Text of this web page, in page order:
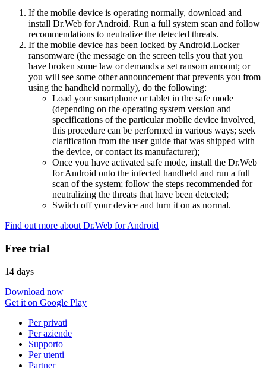
If the mobile device is operating normally, download and
install Dr.Web for Android. Run a full system scan and follow
recommendations to neutralize the detected threats.
If the mobile device has been locked by Android.Locker
ransomware (the message on the screen tells you that you
have broken some law or demands a set ransom amount; or
you will see some other announcement that prevents you from
using the handheld normally), do the following:
Load your smartphone or tablet in the safe mode
(depending on the operating system version and
specifications of the particular mobile device involved,
this procedure can be performed in various ways; seek
clarification from the user guide that was shipped with
the device, or contact its manufacturer);
Once you have activated safe mode, install the Dr.Web
for Android onto the infected handheld and run a full
scan of the system; follow the steps recommended for
neutralizing the threats that have been detected;
Switch off your device and turn it on as normal.
Find out more about Dr.Web for Android
Free trial
14 days
Download now
Get it on Google Play
Per privati
Per aziende
Supporto
Per utenti
Partner